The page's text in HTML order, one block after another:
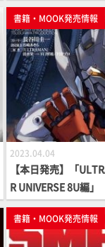
書籍・MOOK発売情報
2023.04.04
【本日発売】「
R UNIVERSE 8U編」
書籍・MOOK発売情報